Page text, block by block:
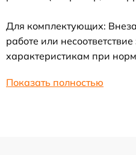
Для комплектующих:
работе или
характеристикам при
Показать полностью